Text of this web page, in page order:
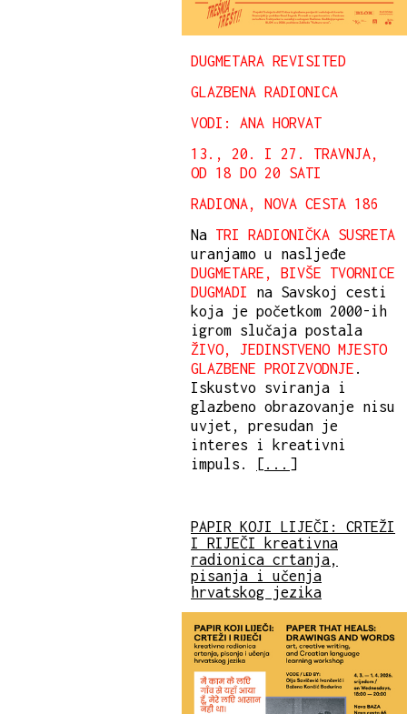
DUGMETARA REVISITED
GLAZBENA RADIONICA
VODI: ANA HORVAT
13., 20. I 27. TRAVNJA,
OD 18 DO 20 SATI
RADIONA, NOVA CESTA 186
Na TRI RADIONIČKA SUSRETA
uranjamo u nasljeđe
DUGMETARE, BIVŠE TVORNICE
DUGMADI
na Savskoj cesti
koja je početkom 2000-ih
igrom slučaja postala
ŽIVO, JEDINSTVENO MJESTO
GLAZBENE PROIZVODNJE .
Iskustvo sviranja i
glazbeno obrazovanje nisu
uvjet, presudan je
interes i kreativni
impuls.
[...]
PAPIR KOJI LIJEČI: CRTEŽI
I RIJEČI kreativna
radionica crtanja,
pisanja i učenja
hrvatskog jezika